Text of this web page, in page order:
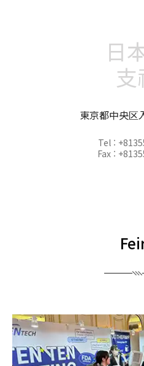
日
支
東京都中央区
Tel :
Fax :